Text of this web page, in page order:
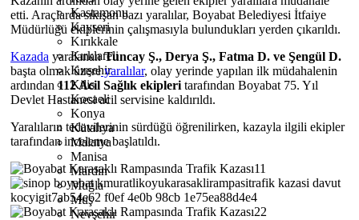
Kastamonu
Kayseri
Kırıkkale
Kırklareli
Kırşehir
Kilis
Kocaeli
Konya
Kütahya
Malatya
Manisa
Mardin
Muğla
Muş
Nevşehir
etti. Araçlarda sıkışan bazı yaralılar, Boyabat Belediyesi İtfaiye
Müdürlüğü ekiplerinin çalışmasıyla bulundukları yerden çıkarıldı.
Kazada yaralananTuncay Ş., Derya Ş., Fatma D. ve Şengül D.
başta olmak üzereyaralılar, olay yerinde yapılan ilk müdahalenin
ardından112 Acil Sağlık ekipleritarafından Boyabat 75. Yıl
Devlet Hastanesiacil servisine kaldırıldı.
Yaralıların tedavilerinin sürdüğü öğrenilirken, kazayla ilgili ekipler
tarafından inceleme başlatıldı.